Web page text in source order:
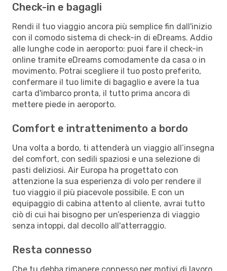
Check-in e bagagli
Rendi il tuo viaggio ancora più semplice fin dall'inizio
con il comodo sistema di check-in di eDreams. Addio
alle lunghe code in aeroporto: puoi fare il check-in
online tramite eDreams comodamente da casa o in
movimento. Potrai scegliere il tuo posto preferito,
confermare il tuo limite di bagaglio e avere la tua
carta d'imbarco pronta, il tutto prima ancora di
mettere piede in aeroporto.
Comfort e intrattenimento a bordo
Una volta a bordo, ti attenderà un viaggio all’insegna
del comfort, con sedili spaziosi e una selezione di
pasti deliziosi. Air Europa ha progettato con
attenzione la sua esperienza di volo per rendere il
tuo viaggio il più piacevole possibile. E con un
equipaggio di cabina attento al cliente, avrai tutto
ciò di cui hai bisogno per un’esperienza di viaggio
senza intoppi, dal decollo all'atterraggio.
Resta connesso